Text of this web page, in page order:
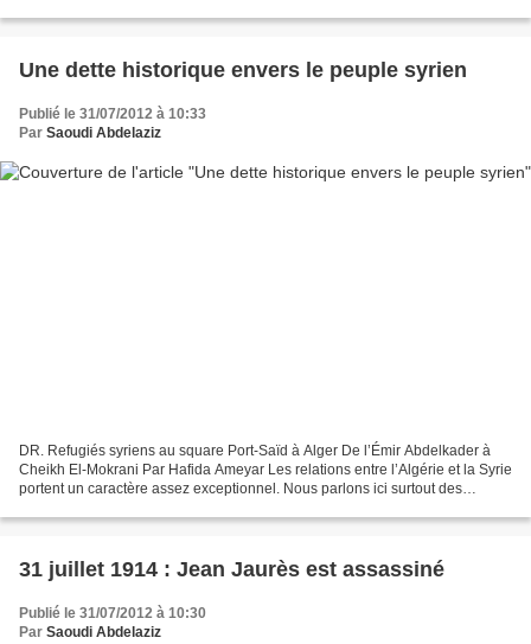
Une dette historique envers le peuple syrien
Publié le 31/07/2012 à 10:33
Par Saoudi Abdelaziz
DR. Refugiés syriens au square Port-Saïd à Alger De l’Émir Abdelkader à
Cheikh El-Mokrani Par Hafida Ameyar Les relations entre l’Algérie et la Syrie
portent un caractère assez exceptionnel. Nous parlons ici surtout des
31 juillet 1914 : Jean Jaurès est assassiné
Publié le 31/07/2012 à 10:30
Par Saoudi Abdelaziz